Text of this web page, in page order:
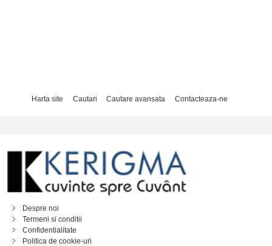
Harta site Cautari Cautare avansata Contacteaza-ne
Despre noi
Termeni si conditii
Confidentialitate
Politica de cookie-uri